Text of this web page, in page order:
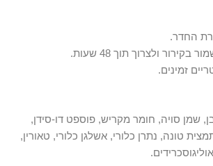
החדר.
ולצרוך תוך 48 שעות.
זמינים.
שמן סויה, חומר מקריש, פוספט דו-סידן,
טונה, נתרן כלורי, אשלגן כלורי, טאורין,